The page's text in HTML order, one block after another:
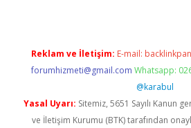
Reklam ve İletişim: E-mail:
forumhizmeti@gmail.com Whatsapp:
@karabul
Yasal Uyarı: Sitemiz, 5651 Sayılı Kanun
ve İletişim Kurumu (BTK) tarafından